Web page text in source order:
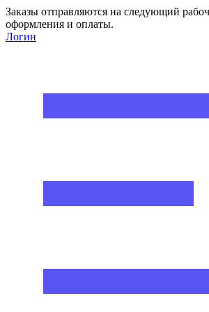
Заказы отправляются на следующий
оформления и оплаты.
Логин